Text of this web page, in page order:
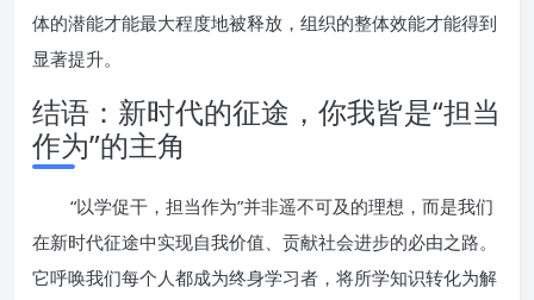
体的潜能才能最大程度地被释放，组织的整体效能才能得到
显著提升。
结语：新时代的征途，你我皆是“担当
作为”的主角
“以学促干，担当作为”并非遥不可及的理想，而是我们
在新时代征途中实现自我价值、贡献社会进步的必由之路。
它呼唤我们每个人都成为终身学习者，将所学知识转化为解